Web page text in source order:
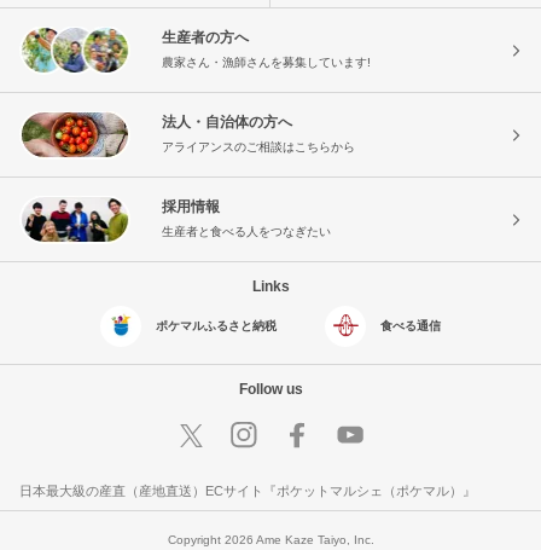
生産者の方へ
農家さん・漁師さんを募集しています!
法人・自治体の方へ
アライアンスのご相談はこちらから
採用情報
生産者と食べる人をつなぎたい
Links
ポケマルふるさと納税 食べる通信
Follow us
日本最大級の産直（産地直送）ECサイト『ポケットマルシェ（ポケマル）』
Copyright 2026 Ame Kaze Taiyo, Inc.